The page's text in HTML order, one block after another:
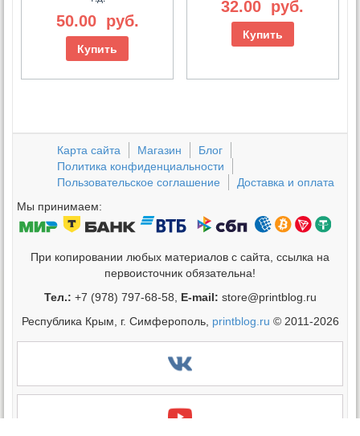
50.00 руб.
Купить
32.00 руб.
Купить
Карта сайта Магазин
Блог
Политика конфиденциальности
Пользовательское соглашение
Доставка и оплата
Мы принимаем:
При копировании любых материалов с сайта, ссылка на
первоисточник обязательна!
Тел.: +7 (978) 797-68-58, E-mail: store@printblog.ru
Республика Крым, г. Симферополь, printblog.ru © 2011-2026